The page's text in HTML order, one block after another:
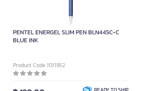
PENTEL ENERGEL SLIM PEN BLN445C-C
BLUE INK
Product Code 1011952